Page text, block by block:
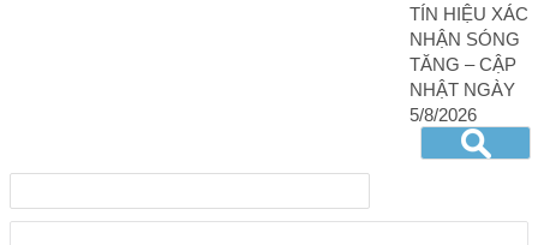
TÍN HIỆU XÁC
NHẬN SÓNG
TĂNG – CẬP
NHẬT NGÀY
5/8/2026